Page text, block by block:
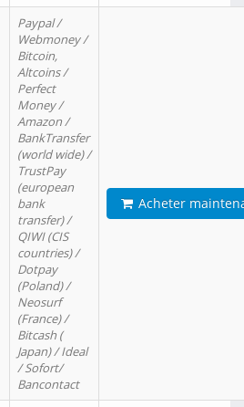
Paypal /
Webmoney /
Bitcoin,
Altcoins /
Perfect
Money /
Amazon /
BankTransfer
(world wide) /
TrustPay
(european
bank
transfer) /
QIWI (CIS
countries) /
Dotpay
(Poland) /
Neosurf
(France) /
Bitcash (
Japan) / Ideal
/ Sofort/
Bancontact
Acheter